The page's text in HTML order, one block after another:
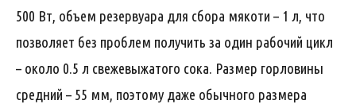
500 Вт, объем резервуара для сбора мякоти – 1 л, что
позволяет без проблем получить за один рабочий цикл
– около 0.5 л свежевыжатого сока. Размер горловины
средний – 55 мм, поэтому даже обычного размера